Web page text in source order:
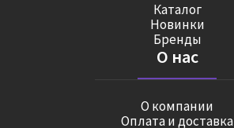
Каталог
Новинки
Бренды
О нас
О компании
Оплата и доставка